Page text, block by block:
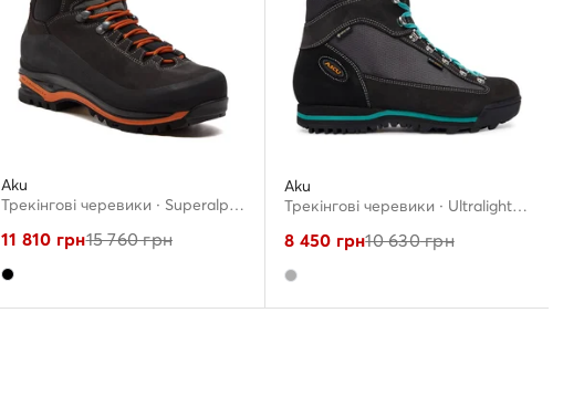
Aku
Трекінгові черевики · Superalp Gtx GORE-TEX 593 · Чорний
11 810 грн15 760грн
Aku
Трекінгові черевики · Ultralight Micro GTW GORE-TEX 365.1 · Сірий
8 450 грн10 630грн